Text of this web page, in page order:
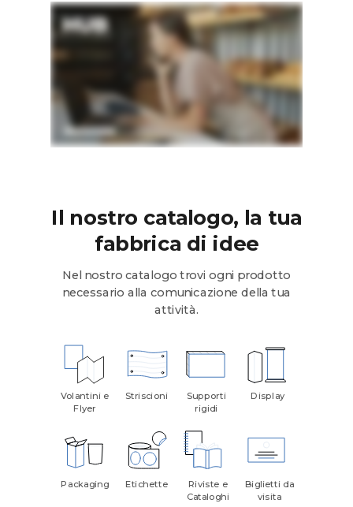
Il nostro catalogo, la tua
fabbrica di idee
Nel nostro catalogo trovi ogni prodotto
necessario alla comunicazione della tua
attività.
Volantini e
Flyer
Striscioni
Supporti
rigidi
Display
Biglietti da
visita
Riviste e
Cataloghi
Etichette
Packaging